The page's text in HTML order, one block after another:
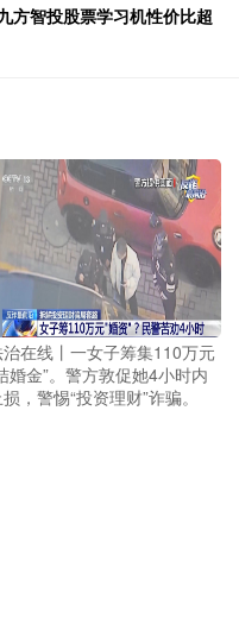
方智投股票学习机性价比超
在线丨一女子筹集110万元
婚金”。警方敦促她4小时内
损，警惕“投资理财”诈骗。